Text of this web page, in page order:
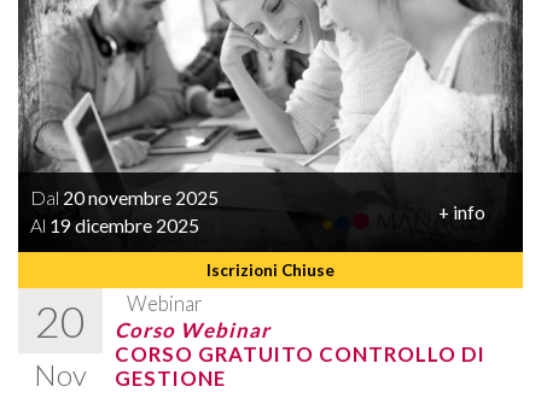
Iscrizioni Chiuse
Dal 20 novembre 2025
Al 19 dicembre 2025
+ info
20
Nov
Webinar
Corso Webinar
CORSO GRATUITO CONTROLLO DI
GESTIONE